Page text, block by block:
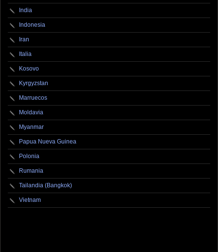
India
Indonesia
Iran
Italia
Kosovo
Kyrgyzstan
Marruecos
Moldavia
Myanmar
Papua Nueva Guinea
Polonia
Rumania
Tailandia (Bangkok)
Vietnam